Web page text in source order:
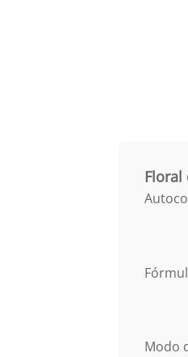
Floral
Modo